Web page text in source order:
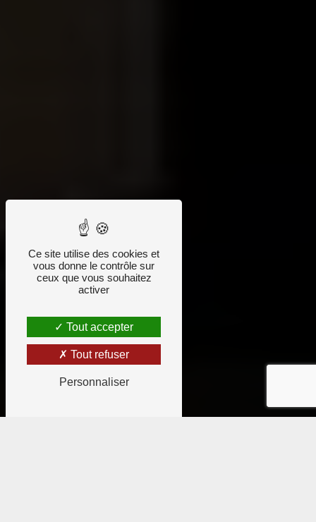
Ce site utilise des cookies et
vous donne le contrôle sur
ceux que vous souhaitez
activer
Tout accepter
Tout refuser
Personnaliser